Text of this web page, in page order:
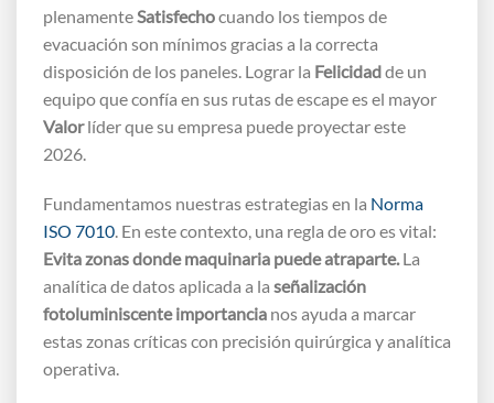
plenamente Satisfechocuando los tiempos de
evacuación son mínimos gracias a la correcta
disposición de los paneles. Lograr la Felicidadde un
equipo que confía en sus rutas de escape es el mayor
Valorlíder que su empresa puede proyectar este
2026.
Fundamentamos nuestras estrategias en la Norma
ISO 7010. En este contexto, una regla de oro es vital:
Evita zonas donde maquinaria puede atraparte.La
analítica de datos aplicada a la señalización
fotoluminiscente importancia nos ayuda a marcar
estas zonas críticas con precisión quirúrgica y analítica
operativa.